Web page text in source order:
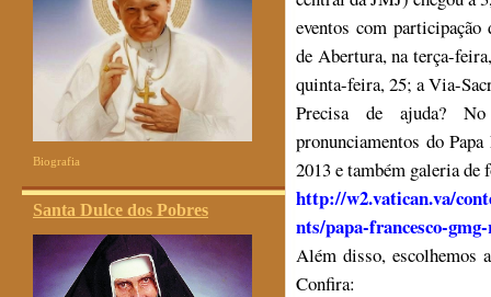
Biografia
Santa Dulce dos Pobres
eventos com participação
de Abertura, na terça-
quinta-feira, 25; a Via-
Precisa de ajuda?
pronunciamentos do
2013 e também galeria de
http://w2.vatican.va/
nts/papa-francesco-
Além disso, escolhemos
Confira: